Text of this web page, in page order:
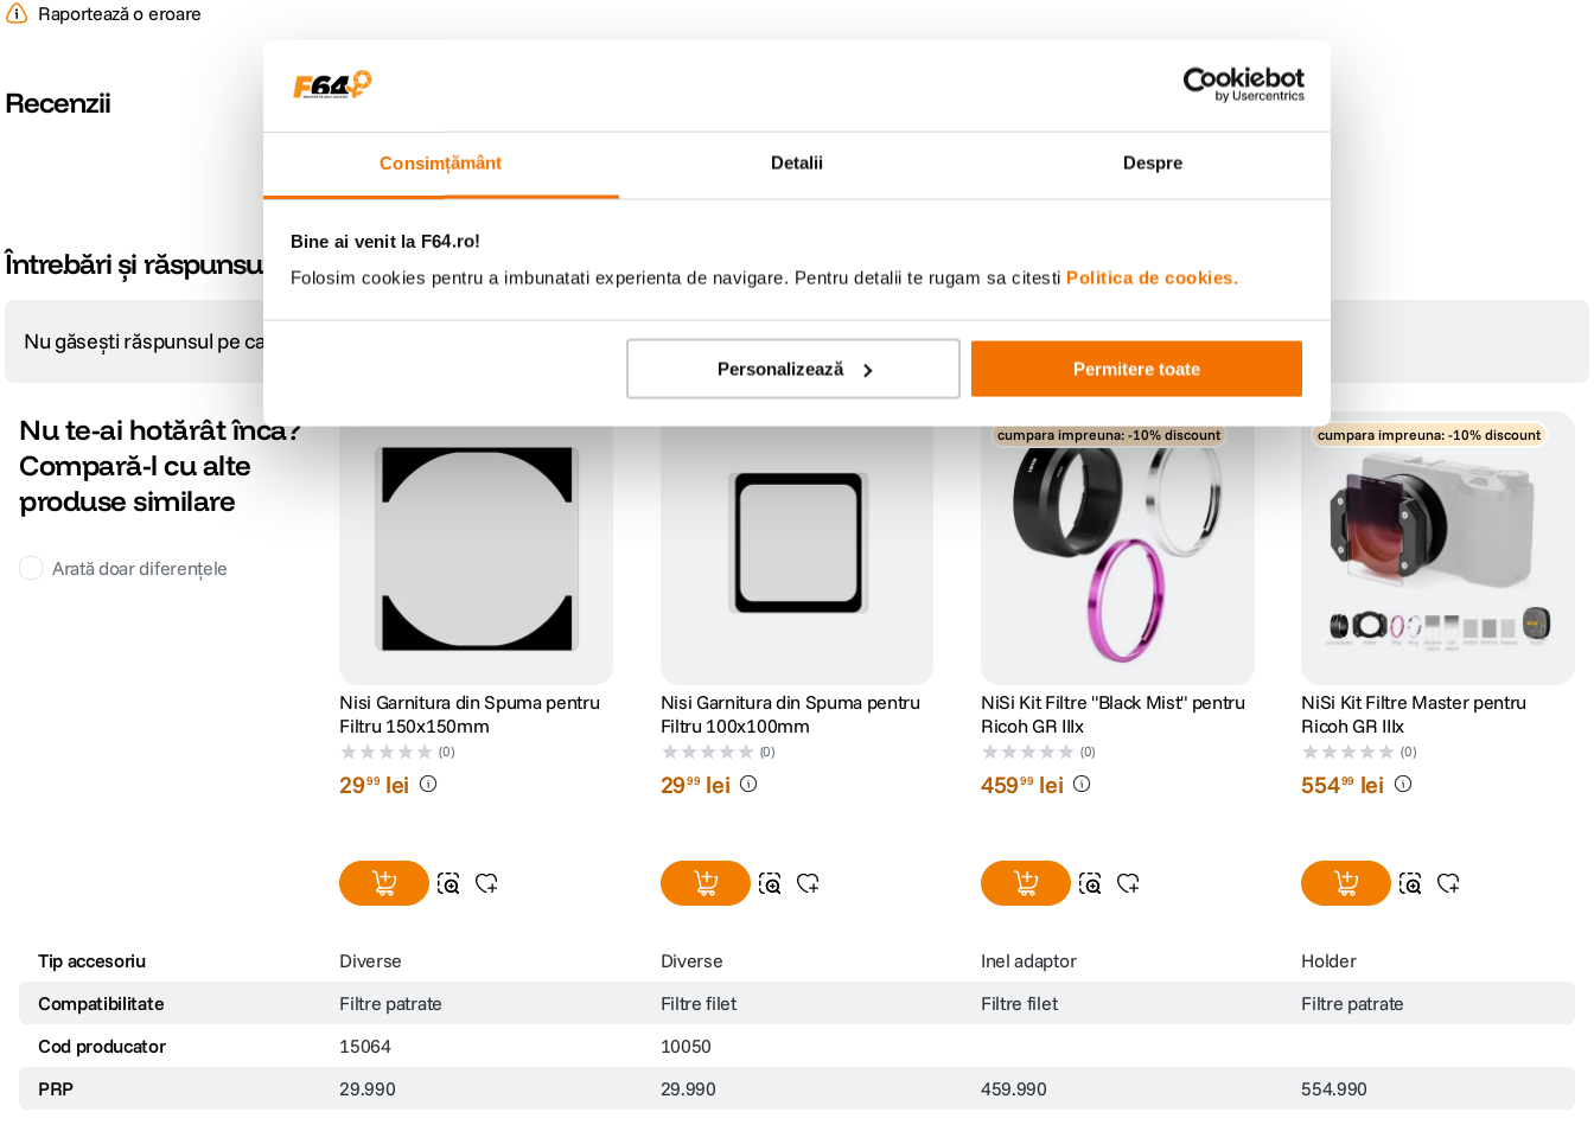
Consimțământ Detalii Despre
Bine ai venit la F64.ro!
Folosim cookies pentru a imbunatati experienta de navigare. Pentru detalii te rugam sa citesti Politica de cookies.
Personalizează Permitere toate
Raportează o eroare
Recenzii
Scrie prima recenzie
Întrebări și răspunsuri
Nu găsești răspunsul pe care îl cauți?
Nu te-ai hotărât încă?
Compară-l cu alte
produse similare
Arată doar diferențele
Nisi Garnitura din Spuma pentru
Filtru 150x150mm
(0)
2999 lei
Nisi Garnitura din Spuma pentru
Filtru 100x100mm
(0)
2999 lei
cumpara impreuna: -10% discount
NiSi Kit Filtre "Black Mist" pentru
Ricoh GR IIIx
(0)
45999 lei
cumpara impreuna: -10% discount
NiSi Kit Filtre Master pentru
Ricoh GR IIIx
(0)
55499 lei
Tip accesoriu Diverse Diverse Inel adaptor
Holder
Compatibilitate
Filtre patrate Filtre filet Filtre filet
Filtre patrate
Cod producator
15064
10050
PRP
29.990 29.990 459.990 554.990